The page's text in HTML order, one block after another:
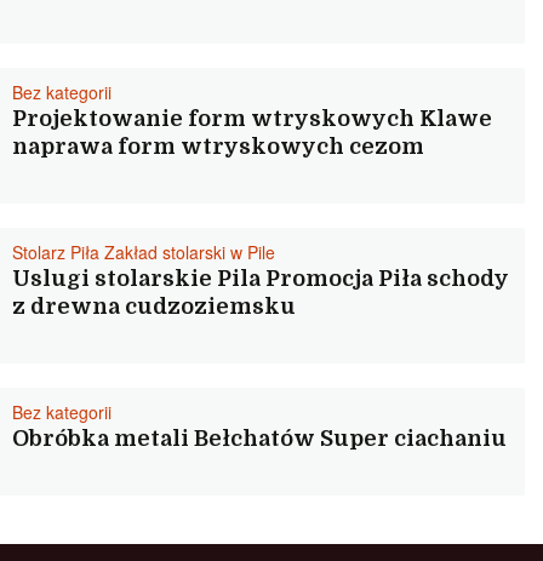
Bez kategorii
Projektowanie form wtryskowych Klawe
naprawa form wtryskowych cezom
Stolarz Piła Zakład stolarski w Pile
Uslugi stolarskie Pila Promocja Piła schody
z drewna cudzoziemsku
Bez kategorii
Obróbka metali Bełchatów Super ciachaniu